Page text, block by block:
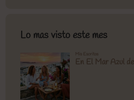
Lo mas visto este mes